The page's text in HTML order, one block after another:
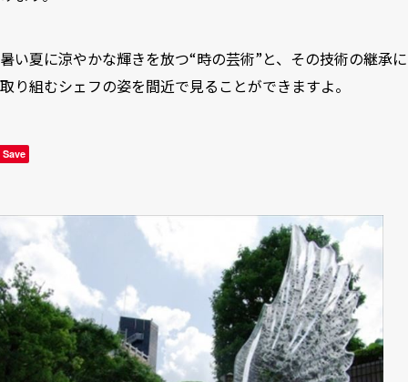
暑い夏に涼やかな輝きを放つ“時の芸術”と、その技術の継承に
取り組むシェフの姿を間近で見ることができますよ。
Save